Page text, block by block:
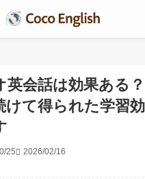
英会話は効果ある
けて得られた学習
25 2026/02/16